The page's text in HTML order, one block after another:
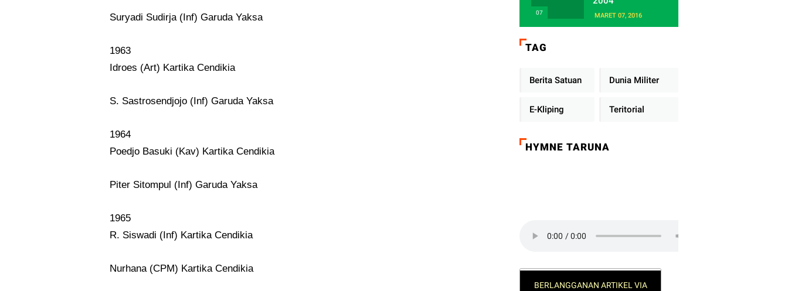
Suryadi Sudirja (Inf) Garuda Yaksa
1963
Idroes (Art) Kartika Cendikia
S. Sastrosendjojo (Inf) Garuda Yaksa
1964
Poedjo Basuki (Kav) Kartika Cendikia
Piter Sitompul (Inf) Garuda Yaksa
1965
R. Siswadi (Inf) Kartika Cendikia
Nurhana (CPM) Kartika Cendikia
MARET 07, 2016
TAG
Berita Satuan Dunia Militer
E-Kliping Teritorial
HYMNE TARUNA
BERLANGGANAN ARTIKEL VIA